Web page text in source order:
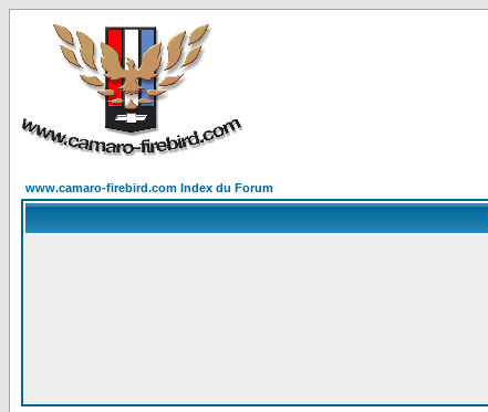
www.camaro-firebird.com Index du Forum